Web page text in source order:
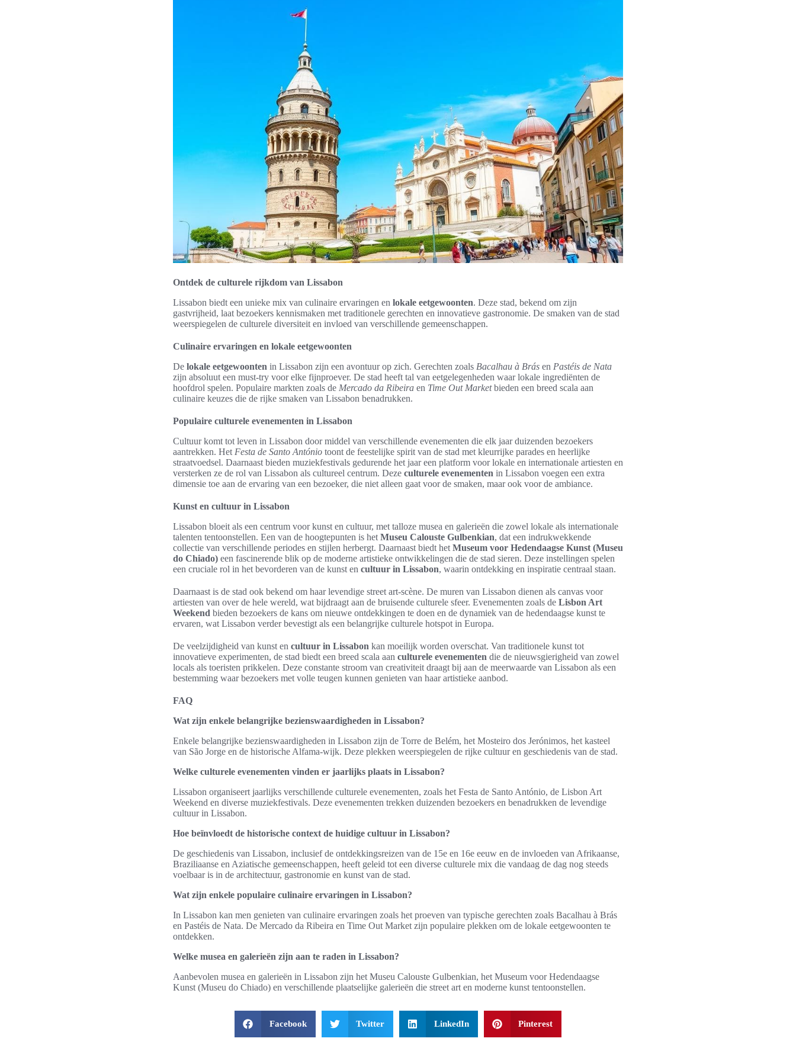
Ontdek de culturele rijkdom van Lissabon
Lissabon biedt een unieke mix van culinaire ervaringen en lokale eetgewoonten. Deze stad, bekend om zijn
gastvrijheid, laat bezoekers kennismaken met traditionele gerechten en innovatieve gastronomie. De smaken van de stad
weerspiegelen de culturele diversiteit en invloed van verschillende gemeenschappen.
Culinaire ervaringen en lokale eetgewoonten
De lokale eetgewoonten in Lissabon zijn een avontuur op zich. Gerechten zoals Bacalhau à Brás en Pastéis de Nata
zijn absoluut een must-try voor elke fijnproever. De stad heeft tal van eetgelegenheden waar lokale ingrediënten de
hoofdrol spelen. Populaire markten zoals de Mercado da Ribeira en Time Out Marketbieden een breed scala aan
culinaire keuzes die de rijke smaken van Lissabon benadrukken.
Populaire culturele evenementen in Lissabon
Cultuur komt tot leven in Lissabon door middel van verschillende evenementen die elk jaar duizenden bezoekers
aantrekken. Het Festa de Santo António toont de feestelijke spirit van de stad met kleurrijke parades en heerlijke
straatvoedsel. Daarnaast bieden muziekfestivals gedurende het jaar een platform voor lokale en internationale artiesten en
versterken ze de rol van Lissabon als cultureel centrum. Deze culturele evenementen in Lissabon voegen een extra
dimensie toe aan de ervaring van een bezoeker, die niet alleen gaat voor de smaken, maar ook voor de ambiance.
Kunst en cultuur in Lissabon
Lissabon bloeit als een centrum voor kunst en cultuur, met talloze musea en galerieën die zowel lokale als internationale
talenten tentoonstellen. Een van de hoogtepunten is het Museu Calouste Gulbenkian, dat een indrukwekkende
collectie van verschillende periodes en stijlen herbergt. Daarnaast biedt het Museum voor Hedendaagse Kunst (Museu
do Chiado) een fascinerende blik op de moderne artistieke ontwikkelingen die de stad sieren. Deze instellingen spelen
een cruciale rol in het bevorderen van de kunst en cultuur in Lissabon, waarin ontdekking en inspiratie centraal staan.
Daarnaast is de stad ook bekend om haar levendige street art-scène. De muren van Lissabon dienen als canvas voor
artiesten van over de hele wereld, wat bijdraagt aan de bruisende culturele sfeer. Evenementen zoals de Lisbon Art
Weekend bieden bezoekers de kans om nieuwe ontdekkingen te doen en de dynamiek van de hedendaagse kunst te
ervaren, wat Lissabon verder bevestigt als een belangrijke culturele hotspot in Europa.
De veelzijdigheid van kunst en cultuur in Lissabon kan moeilijk worden overschat. Van traditionele kunst tot
innovatieve experimenten, de stad biedt een breed scala aan culturele evenementen die de nieuwsgierigheid van zowel
locals als toeristen prikkelen. Deze constante stroom van creativiteit draagt bij aan de meerwaarde van Lissabon als een
bestemming waar bezoekers met volle teugen kunnen genieten van haar artistieke aanbod.
FAQ
Wat zijn enkele belangrijke bezienswaardigheden in Lissabon?
Enkele belangrijke bezienswaardigheden in Lissabon zijn de Torre de Belém, het Mosteiro dos Jerónimos, het kasteel
van São Jorge en de historische Alfama-wijk. Deze plekken weerspiegelen de rijke cultuur en geschiedenis van de stad.
Welke culturele evenementen vinden er jaarlijks plaats in Lissabon?
Lissabon organiseert jaarlijks verschillende culturele evenementen, zoals het Festa de Santo António, de Lisbon Art
Weekend en diverse muziekfestivals. Deze evenementen trekken duizenden bezoekers en benadrukken de levendige
cultuur in Lissabon.
Hoe beïnvloedt de historische context de huidige cultuur in Lissabon?
De geschiedenis van Lissabon, inclusief de ontdekkingsreizen van de 15e en 16e eeuw en de invloeden van Afrikaanse,
Braziliaanse en Aziatische gemeenschappen, heeft geleid tot een diverse culturele mix die vandaag de dag nog steeds
voelbaar is in de architectuur, gastronomie en kunst van de stad.
Wat zijn enkele populaire culinaire ervaringen in Lissabon?
In Lissabon kan men genieten van culinaire ervaringen zoals het proeven van typische gerechten zoals Bacalhau à Brás
en Pastéis de Nata. De Mercado da Ribeira en Time Out Market zijn populaire plekken om de lokale eetgewoonten te
ontdekken.
Welke musea en galerieën zijn aan te raden in Lissabon?
Aanbevolen musea en galerieën in Lissabon zijn het Museu Calouste Gulbenkian, het Museum voor Hedendaagse
Kunst (Museu do Chiado) en verschillende plaatselijke galerieën die street art en moderne kunst tentoonstellen.
Facebook Twitter LinkedIn Pinterest